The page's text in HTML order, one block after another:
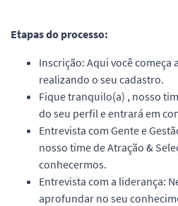
Etapas do processo:
Inscrição: Aqui você começa
realizando o seu cadastro.
Fique tranquilo(a) , nosso
do seu perfil e entrará em
Entrevista com Gente e
nosso time de Atração &
conhecermos.
Entrevista com a liderança:
aprofundar no seu